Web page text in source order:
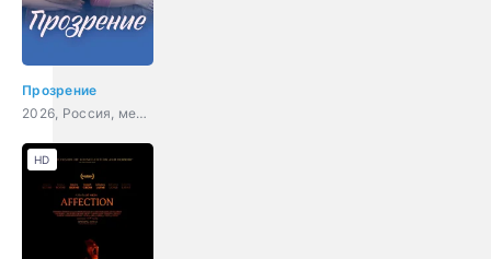
Прозрение
2026, Россия, мелодрама
HD